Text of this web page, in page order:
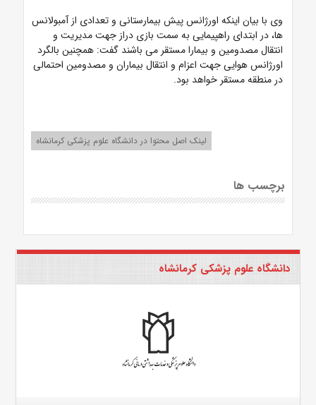
وی با بیان اینکه اورژانس پیش بیمارستانی و تعدادی از آمبولانس
ها، در ابتدای راهپیمایی به سمت بازی دراز جهت مدیریت و
انتقال مصدومین و بیمارا مستقر می باشند گفت: همچنین بالگرد
اورژانس هوایی جهت اعزام و انتقال بیماران و مصدومین احتمالی
در منطقه مستقر خواهد بود.
لینک اصل محتوا در دانشگاه علوم پزشکی کرمانشاه
برچسب ها
دانشگاه علوم پزشکی کرمانشاه